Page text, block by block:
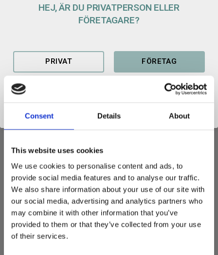
Consent Details About
This website uses cookies
We use cookies to personalise content and ads, to
provide social media features and to analyse our traffic.
We also share information about your use of our site with
our social media, advertising and analytics partners who
may combine it with other information that you’ve
provided to them or that they’ve collected from your use
of their services.
Lagerstatus
Offert förfrågan
frontskäret, vilket är oslagbart vid många typer av arbeten.
Slitribbor i botten och förstärkning i gavlar.
Just denna planeringsskopa togs fram med en bredd på
1300mm.
Detta är en tillverkningsprodukt och ett exempel på produkter vi
kan ta fram efter era önskemål. Vill ni exempelvis ha en annan
volym, fäste, djup etc. går detta givetvis att ordna. Hör av er till
HEJ, ÄR DU PRIVATPERSON ELLER
FÖRETAGARE?
PRIVAT FÖRETAG